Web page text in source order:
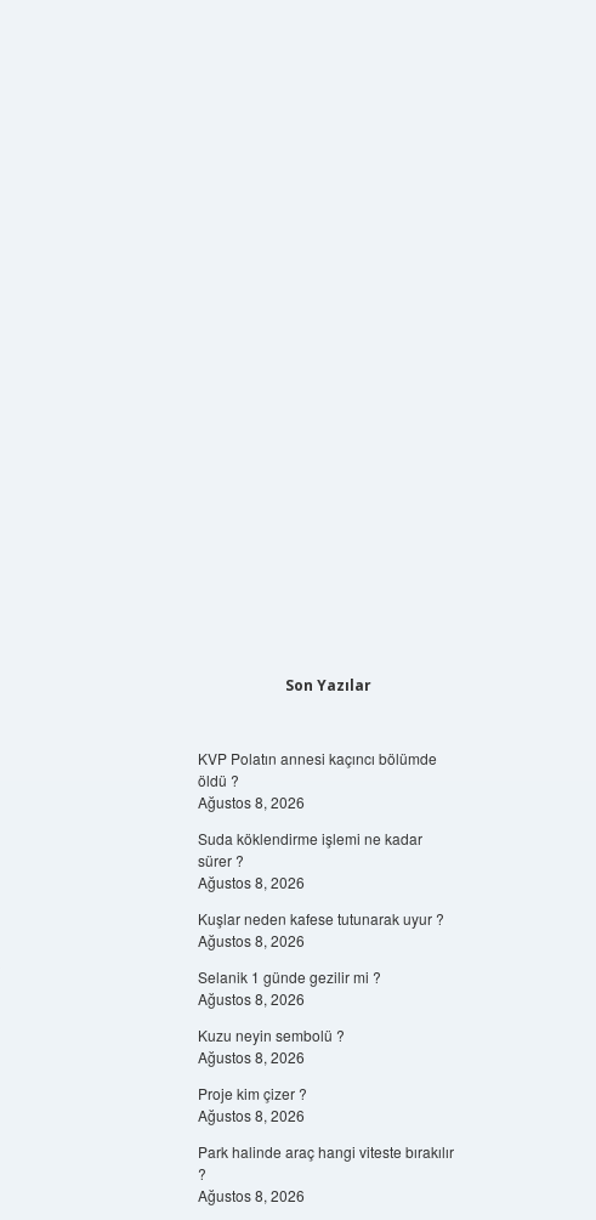
Son Yazılar
KVP Polatın annesi kaçıncı bölümde
öldü ?
Ağustos 8, 2026
Suda köklendirme işlemi ne kadar
sürer ?
Ağustos 8, 2026
Kuşlar neden kafese tutunarak uyur ?
Ağustos 8, 2026
Selanik 1 günde gezilir mi ?
Ağustos 8, 2026
Kuzu neyin sembolü ?
Ağustos 8, 2026
Proje kim çizer ?
Ağustos 8, 2026
Park halinde araç hangi viteste bırakılır
?
Ağustos 8, 2026